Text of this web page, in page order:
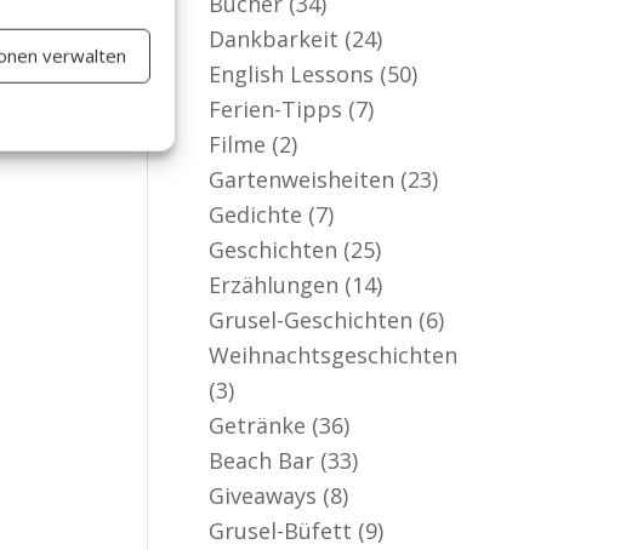
Immer aktiv
verwalten
Dankbarkeit (24)
English Lessons (50)
Ferien-Tipps (7)
Filme (2)
Gartenweisheiten (23)
Gedichte (7)
Geschichten (25)
Erzählungen (14)
Grusel-Geschichten (6)
Weihnachtsgeschichten
(3)
Getränke (36)
Beach Bar (33)
Giveaways (8)
Grusel-Büfett (9)